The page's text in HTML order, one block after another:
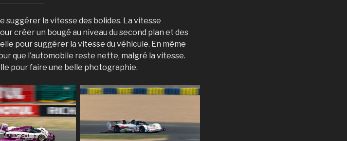
suggérer la vitesse des bolides. La vitesse
créer un bougé au niveau du second plan et des
pour suggérer la vitesse du véhicule. En même
que l’automobile reste nette, malgré la vitesse.
pour faire une belle photographie.